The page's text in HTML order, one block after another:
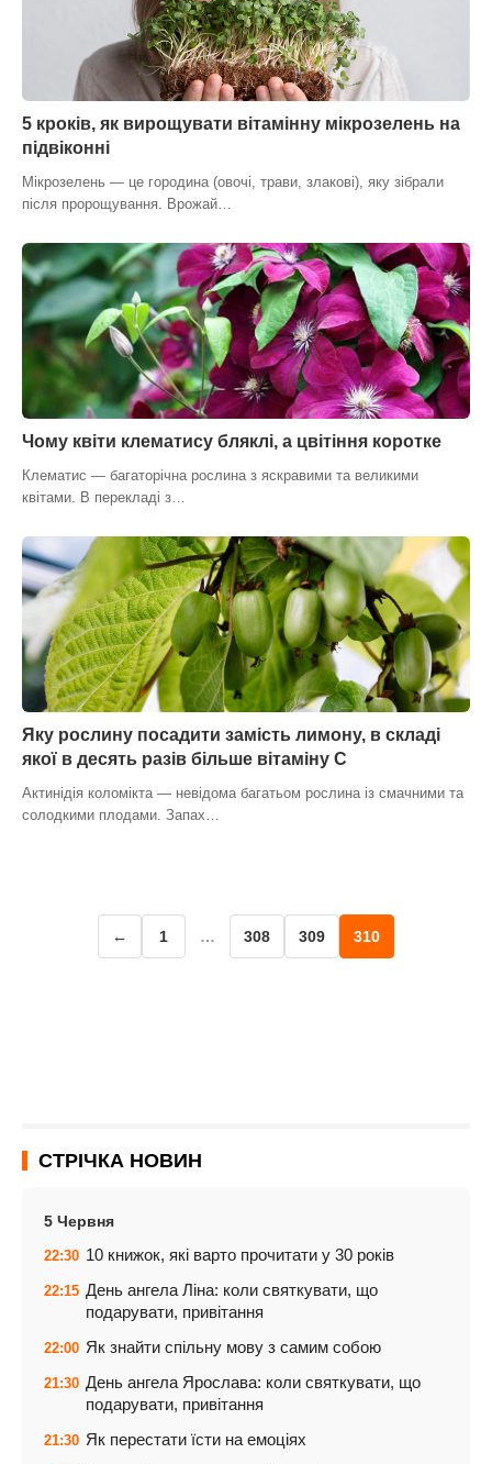
СТРІЧКА НОВИН
5 Червня
22:30 10 книжок, які варто прочитати у 30 років
22:15 День ангела Ліна: коли святкувати, що
подарувати, привітання
22:00 Як знайти спільну мову з самим собою
21:30 День ангела Ярослава: коли святкувати, що
подарувати, привітання
21:30 Як перестати їсти на емоціях
5 кроків, як вирощувати вітамінну мікрозелень на
підвіконні
Мікрозелень — це городина (овочі, трави, злакові), яку зібрали
після пророщування. Врожай…
Чому квіти клематису бляклі, а цвітіння коротке
Клематис — багаторічна рослина з яскравими та великими
квітами. В перекладі з…
Яку рослину посадити замість лимону, в складі
якої в десять разів більше вітаміну С
Актинідія коломікта — невідома багатьом рослина із смачними та
солодкими плодами. Запах…
← 1 … 308 309 310